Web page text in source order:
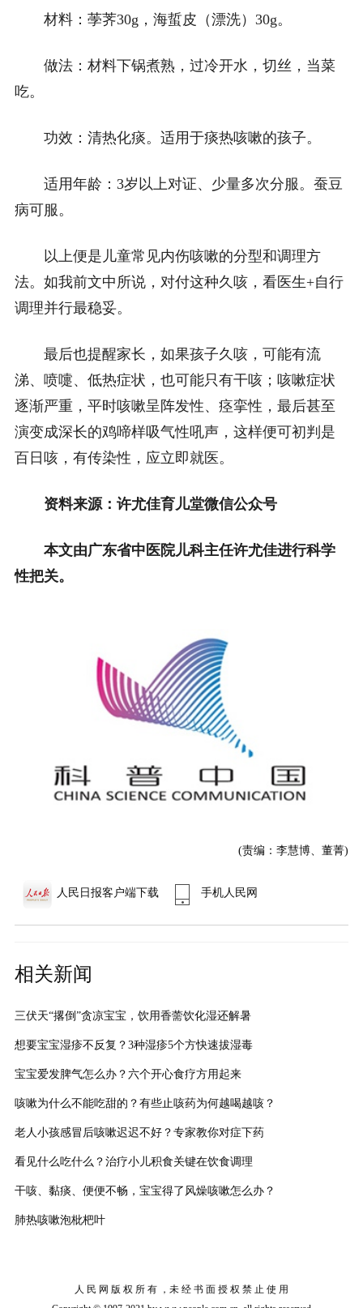
材料：荸荠30g，海蜇皮（漂洗）30g。
做法：材料下锅煮熟，过冷开水，切丝，当菜
吃。
功效：清热化痰。适用于痰热咳嗽的孩子。
适用年龄：3岁以上对证、少量多次分服。蚕豆
病可服。
以上便是儿童常见内伤咳嗽的分型和调理方
法。如我前文中所说，对付这种久咳，看医生+自行
调理并行最稳妥。
最后也提醒家长，如果孩子久咳，可能有流
涕、喷嚏、低热症状，也可能只有干咳；咳嗽症状
逐渐严重，平时咳嗽呈阵发性、痉挛性，最后甚至
演变成深长的鸡啼样吸气性吼声，这样便可初判是
百日咳，有传染性，应立即就医。
资料来源：许尤佳育儿堂微信公众号
本文由广东省中医院儿科主任许尤佳进行科学
性把关。
(责编：李慧博、董菁)
人民日报客户端下载 手机人民网
相关新闻
三伏天“撂倒”贪凉宝宝，饮用香薷饮化湿还解暑
想要宝宝湿疹不反复？3种湿疹5个方快速拔湿毒
宝宝爱发脾气怎么办？六个开心食疗方用起来
咳嗽为什么不能吃甜的？有些止咳药为何越喝越咳？
老人小孩感冒后咳嗽迟迟不好？专家教你对症下药
看见什么吃什么？治疗小儿积食关键在饮食调理
干咳、黏痰、便便不畅，宝宝得了风燥咳嗽怎么办？
肺热咳嗽泡枇杷叶
人 民 网 版 权 所 有 ，未 经 书 面 授 权 禁 止 使 用